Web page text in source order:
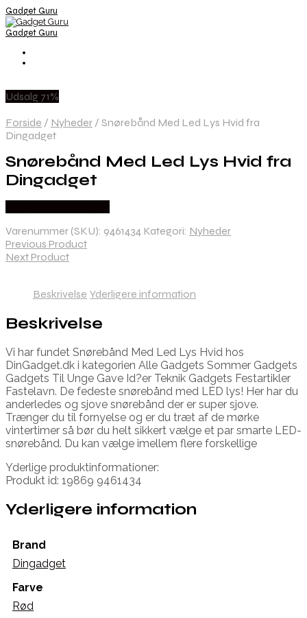
Gadget Guru
Gadget Guru
Udsalg 71%
Forside / Nyheder / Snørebånd Med Led Lys Hvid fra
Dingadget
Snørebånd Med Led Lys Hvid fra
Dingadget
Varenummer (SKU): 9461434 Kategori: Nyheder
Previous Product
Next Product
Beskrivelse Yderligere information
Beskrivelse
Vi har fundet Snørebånd Med Led Lys Hvid hos
DinGadget.dk i kategorien Alle Gadgets Sommer Gadgets
Gadgets Til Unge Gave Id?er Teknik Gadgets Festartikler
Fastelavn. De fedeste snørebånd med LED lys! Her har du
anderledes og sjove snørebånd der er super sjove.
Trænger du til fornyelse og er du træt af de mørke
vintertimer så bør du helt sikkert vælge et par smarte LED-
snørebånd. Du kan vælge imellem flere forskellige
Yderlige produktinformationer:
Produkt id: 19869 9461434
Yderligere information
Brand
Dingadget
Farve
Rød